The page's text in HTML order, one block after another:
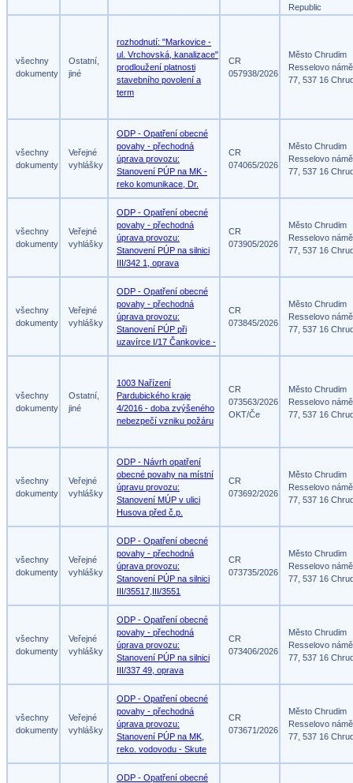
Republic
všechny
dokumenty
Ostatní,
jiné
rozhodnutí: "Markovice -
ul. Vrchovská, kanalizace"
prodloužení platnosti
stavebního povolení a
term
CR
057938/2026
Město Chrudim
Resselovo
77, 537 16
všechny
dokumenty
Veřejné
vyhlášky
ODP - Opatření obecné
povahy - přechodná
úprava provozu:
Stanovení PÚP na MK -
reko komunikace, Dr.
CR
074065/2026
Město Chrudim
Resselovo
77, 537 16
všechny
dokumenty
Veřejné
vyhlášky
ODP - Opatření obecné
povahy - přechodná
úprava provozu:
Stanovení PÚP na silnici
III/342 1, oprava
CR
073905/2026
Město Chrudim
Resselovo
77, 537 16
všechny
dokumenty
Veřejné
vyhlášky
ODP - Opatření obecné
povahy - přechodná
úprava provozu:
Stanovení PÚP při
uzavírce I/17 Čankovice -
CR
073845/2026
Město Chrudim
Resselovo
77, 537 16
všechny
dokumenty
Ostatní,
jiné
1003 Nařízení
Pardubického kraje
4/2016 - doba zvýšeného
nebezpečí vzniku požáru
CR
073563/2026
OKT/Če
Město Chrudim
Resselovo
77, 537 16
všechny
dokumenty
Veřejné
vyhlášky
ODP - Návrh opatření
obecné povahy na místní
úpravu provozu:
Stanovení MÚP v ulici
Husova před č.p.
CR
073692/2026
Město Chrudim
Resselovo
77, 537 16
všechny
dokumenty
Veřejné
vyhlášky
ODP - Opatření obecné
povahy - přechodná
úprava provozu:
Stanovení PÚP na silnici
III/35517,III/3551
CR
073735/2026
Město Chrudim
Resselovo
77, 537 16
všechny
dokumenty
Veřejné
vyhlášky
ODP - Opatření obecné
povahy - přechodná
úprava provozu:
Stanovení PÚP na silnici
III/337 49, oprava
CR
073406/2026
Město Chrudim
Resselovo
77, 537 16
všechny
dokumenty
Veřejné
vyhlášky
ODP - Opatření obecné
povahy - přechodná
úprava provozu:
Stanovení PÚP na MK,
reko. vodovodu - Skute
CR
073671/2026
Město Chrudim
Resselovo
77, 537 16
ODP - Opatření obecné